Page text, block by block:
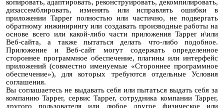
копировать, адаптировать, реконструировать, декомпилировать,
дизассемблировать, изменять или исправлять ошибки в
приложении Tapper полностью или частично, не подвергать
обратному инжинирингу или создавать производные работы на
основе всего или какой-либо части приложения Tapper и\или
Веб-сайта, а также пытаться делать что-либо подобное.
Приложение и Веб-сайт могут содержать определенное
стороннее программное обеспечение, плагины или интерфейс
приложений (совместно именуемые «Стороннее программное
обеспечение»), для которых требуются отдельные Условия
соглашения.
Вы соглашаетесь не выдавать себя или пытаться выдать себя за
компанию Tapper, сервис Tapper, сотрудника компании Tapper,
другого пользователя или любое другое физическое или